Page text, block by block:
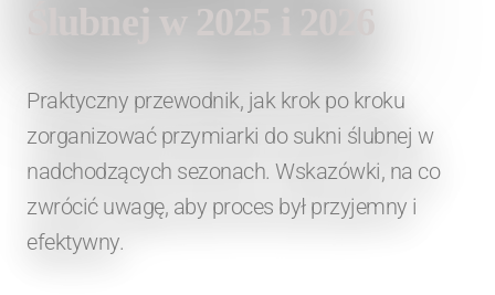
Ślubnej w 2025 i 2026
Praktyczny przewodnik, jak krok po kroku
zorganizować przymiarki do sukni ślubnej w
nadchodzących sezonach. Wskazówki, na co
zwrócić uwagę, aby proces był przyjemny i
efektywny.